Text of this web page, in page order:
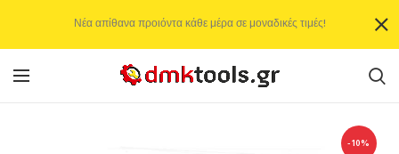
-10%
Νέα απίθανα προιόντα κάθε μέρα σε μοναδικές τιμές!